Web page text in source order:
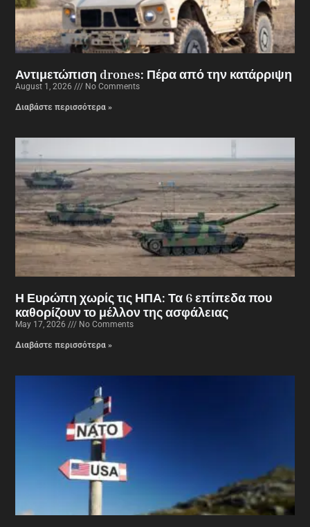
Αντιμετώπιση drones: Πέρα από την κατάρριψη
August 1, 2026 No Comments
Διαβάστε περισσότερα »
Η Ευρώπη χωρίς τις ΗΠΑ: Τα 6 επίπεδα που
καθορίζουν το μέλλον της ασφάλειας
May 17, 2026 No Comments
Διαβάστε περισσότερα »